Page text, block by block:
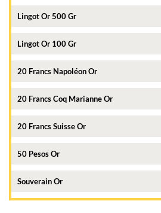
Lingot Or 500 Gr
Lingot Or 100 Gr
20 Francs Napoléon Or
20 Francs Coq Marianne Or
20 Francs Suisse Or
50 Pesos Or
Souverain Or